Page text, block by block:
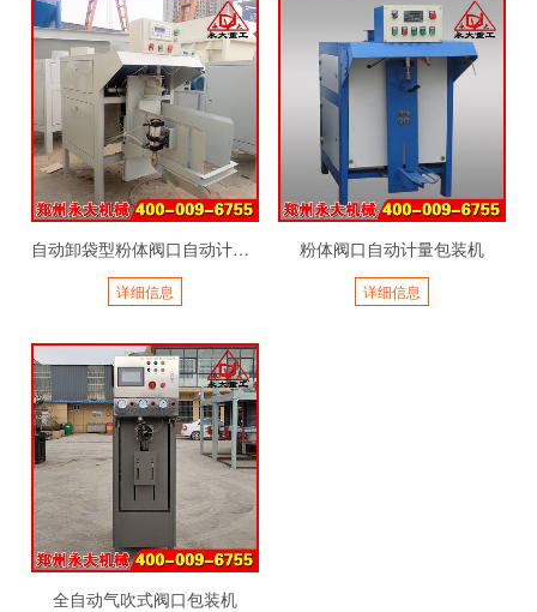
自动卸袋型粉体阀口自动计量包装机
详细信息
粉体阀口自动计量包装机
详细信息
全自动气吹式阀口包装机